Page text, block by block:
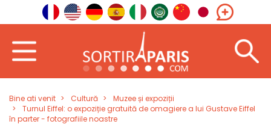
Bine ati venit Cultură
Muzee și expoziții
Turnul Eiffel: o expoziție gratuită de omagiere a lui Gustave Eiffel
în parter - fotografiile noastre